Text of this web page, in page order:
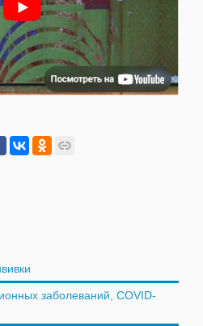
заболеваний, COVID-